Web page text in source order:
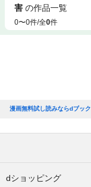
害 の作品一覧
0〜0件/全0件
漫画無料試し読みならdブック
dショッピング